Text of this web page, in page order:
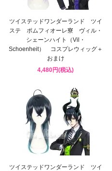
ツイステッドワンダーランド ツイ
ステ ポムフィオーレ寮 ヴィル・
シェーンハイト（Vil・
Schoenheit） コスプレウィッグ＋
おまけ
4,480円(税込)
ツイステッドワンダーランド ツイ